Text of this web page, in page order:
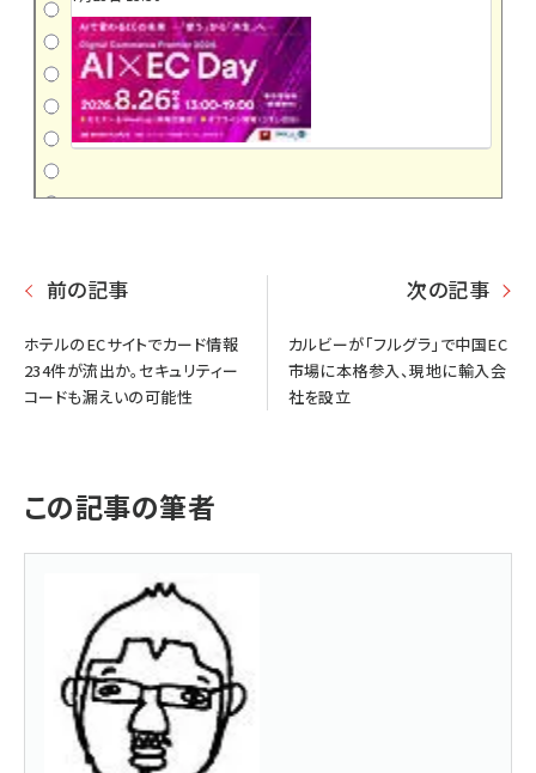
前の記事
ホテルのECサイトでカード情報
234件が流出か。セキュリティー
コードも漏えいの可能性
次の記事
カルビーが「フルグラ」で中国EC
市場に本格参入、現地に輸入会
社を設立
この記事の筆者